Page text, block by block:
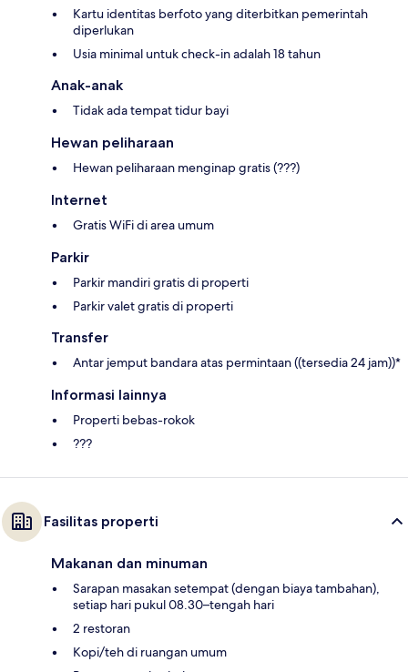
Kartu identitas berfoto yang diterbitkan pemerintah
diperlukan
Usia minimal untuk check-in adalah 18 tahun
Anak-anak
Tidak ada tempat tidur bayi
Hewan peliharaan
Hewan peliharaan menginap gratis (???)
Internet
Gratis WiFi di area umum
Parkir
Parkir mandiri gratis di properti
Parkir valet gratis di properti
Transfer
Antar jemput bandara atas permintaan ((tersedia 24 jam))*
Informasi lainnya
Properti bebas-rokok
???
Fasilitas properti
Makanan dan minuman
Sarapan masakan setempat (dengan biaya tambahan),
setiap hari pukul 08.30–tengah hari
2 restoran
Kopi/teh di ruangan umum